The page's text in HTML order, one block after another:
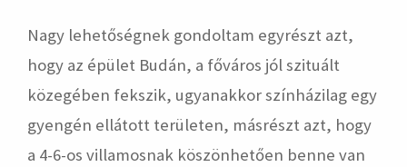
Nagy lehetőségnek gondoltam egyrészt azt,
hogy az épület Budán, a főváros jól szituált
közegében fekszik, ugyanakkor színházilag egy
gyengén ellátott területen, másrészt azt, hogy
a 4-6-os villamosnak köszönhetően benne van